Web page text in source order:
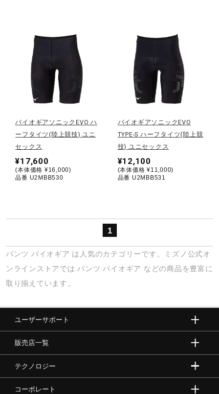
ソフトボール
柔道
ウィンタースポーツ
ワーキング
ライフスタイルグッズ
アウトドア／レイン
サポーター
バイオギアソニックEVO ハ
ーフタイツ(陸上競技) ユニ
セックス
¥17,600
(本体価格 ¥16,000)
品番 U2MBB530
バイオギアソニックEVO
TYPE-S ハーフタイツ(陸上競
技) ユニセックス
¥12,100
(本体価格 ¥11,000)
品番 U2MBB531
1
パンツ バイオギア は人気のカテゴリーです。ミズノ公式オ
ンラインストアでは パンツ バイオギア などの商品を豊富に
取り揃えています。
ユーザーサポート
販売店一覧
テクノロジー
コーポレート